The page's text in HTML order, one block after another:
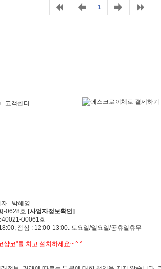
1
고객센터
: 박혜영
-0628호 [사업자정보확인]
00061호
점심 : 12:00-13:00. 토요일/일요일/공휴일휴무
샵코"를 치고 설치하세요~ ^.^